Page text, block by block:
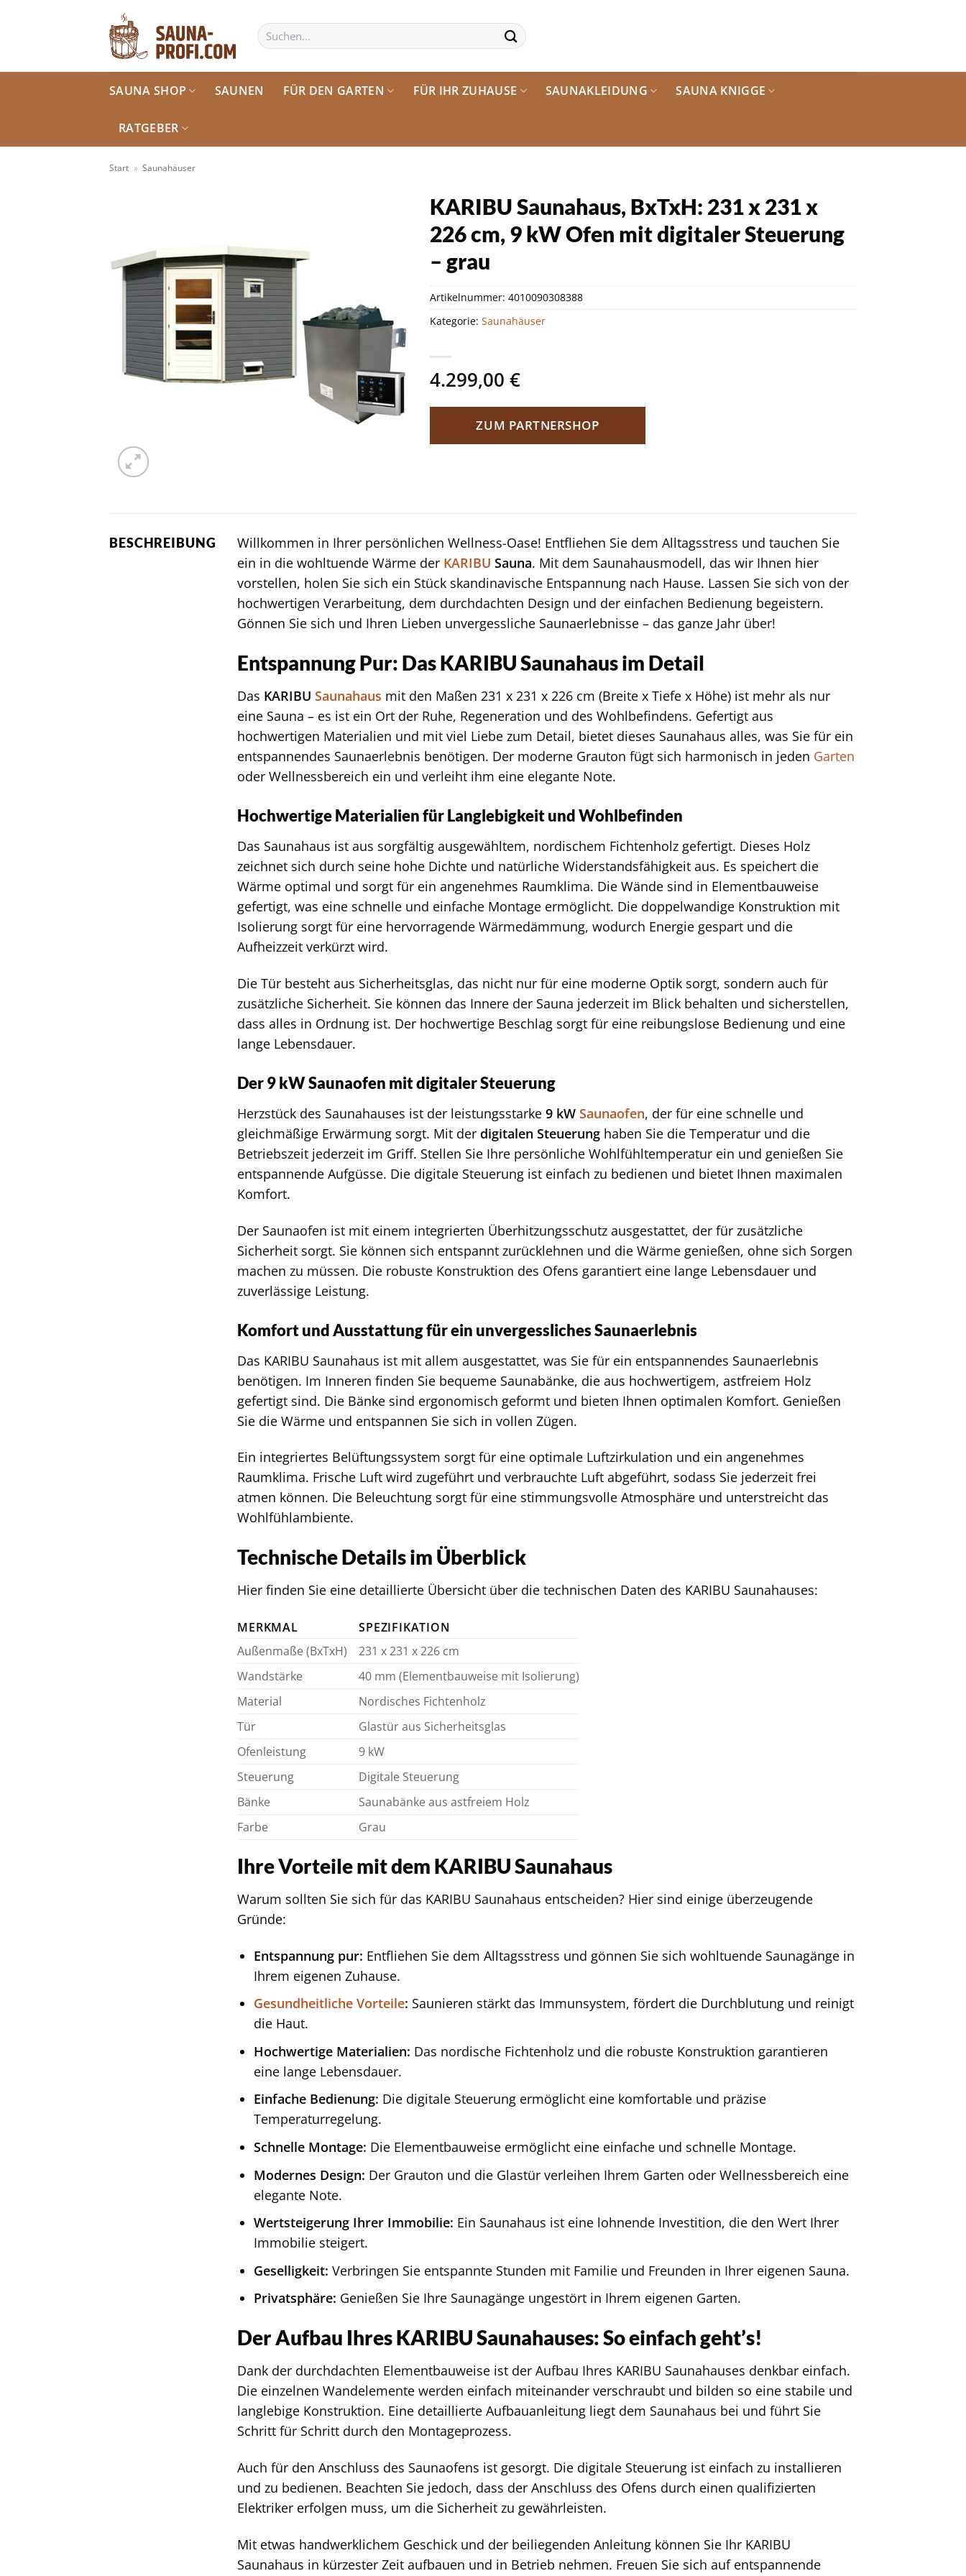
Suchen
nach:
SAUNA SHOP SAUNEN FÜR DEN GARTEN FÜR IHR ZUHAUSE SAUNAKLEIDUNG SAUNA KNIGGE
RATGEBER
Start » Saunahäuser
KARIBU Saunahaus, BxTxH: 231 x 231 x
226 cm, 9 kW Ofen mit digitaler Steuerung
– grau
4.299,00 €
ZUM PARTNERSHOP
Artikelnummer: 4010090308388
Kategorie: Saunahäuser
BESCHREIBUNG
Willkommen in Ihrer persönlichen Wellness-Oase! Entfliehen Sie dem Alltagsstress und tauchen Sie
ein in die wohltuende Wärme der KARIBU Sauna. Mit dem Saunahausmodell, das wir Ihnen hier
vorstellen, holen Sie sich ein Stück skandinavische Entspannung nach Hause. Lassen Sie sich von der
hochwertigen Verarbeitung, dem durchdachten Design und der einfachen Bedienung begeistern.
Gönnen Sie sich und Ihren Lieben unvergessliche Saunaerlebnisse – das ganze Jahr über!
Entspannung Pur: Das KARIBU Saunahaus im Detail
Das KARIBUSaunahaus mit den Maßen 231 x 231 x 226 cm (Breite x Tiefe x Höhe) ist mehr als nur
eine Sauna – es ist ein Ort der Ruhe, Regeneration und des Wohlbefindens. Gefertigt aus
hochwertigen Materialien und mit viel Liebe zum Detail, bietet dieses Saunahaus alles, was Sie für ein
entspannendes Saunaerlebnis benötigen. Der moderne Grauton fügt sich harmonisch in jeden Garten
oder Wellnessbereich ein und verleiht ihm eine elegante Note.
Hochwertige Materialien für Langlebigkeit und Wohlbefinden
Das Saunahaus ist aus sorgfältig ausgewähltem, nordischem Fichtenholz gefertigt. Dieses Holz
zeichnet sich durch seine hohe Dichte und natürliche Widerstandsfähigkeit aus. Es speichert die
Wärme optimal und sorgt für ein angenehmes Raumklima. Die Wände sind in Elementbauweise
gefertigt, was eine schnelle und einfache Montage ermöglicht. Die doppelwandige Konstruktion mit
Isolierung sorgt für eine hervorragende Wärmedämmung, wodurch Energie gespart und die
Aufheizzeit verkürzt wird.
Die Tür besteht aus Sicherheitsglas, das nicht nur für eine moderne Optik sorgt, sondern auch für
zusätzliche Sicherheit. Sie können das Innere der Sauna jederzeit im Blick behalten und sicherstellen,
dass alles in Ordnung ist. Der hochwertige Beschlag sorgt für eine reibungslose Bedienung und eine
lange Lebensdauer.
Der 9 kW Saunaofen mit digitaler Steuerung
Herzstück des Saunahauses ist der leistungsstarke9 kWSaunaofen, der für eine schnelle und
gleichmäßige Erwärmung sorgt. Mit der digitalen Steuerung haben Sie die Temperatur und die
Betriebszeit jederzeit im Griff. Stellen Sie Ihre persönliche Wohlfühltemperatur ein und genießen Sie
entspannende Aufgüsse. Die digitale Steuerung ist einfach zu bedienen und bietet Ihnen maximalen
Komfort.
Der Saunaofen ist mit einem integrierten Überhitzungsschutz ausgestattet, der für zusätzliche
Sicherheit sorgt. Sie können sich entspannt zurücklehnen und die Wärme genießen, ohne sich Sorgen
machen zu müssen. Die robuste Konstruktion des Ofens garantiert eine lange Lebensdauer und
zuverlässige Leistung.
Komfort und Ausstattung für ein unvergessliches Saunaerlebnis
Das KARIBU Saunahaus ist mit allem ausgestattet, was Sie für ein entspannendes Saunaerlebnis
benötigen. Im Inneren finden Sie bequeme Saunabänke, die aus hochwertigem, astfreiem Holz
gefertigt sind. Die Bänke sind ergonomisch geformt und bieten Ihnen optimalen Komfort. Genießen
Sie die Wärme und entspannen Sie sich in vollen Zügen.
Ein integriertes Belüftungssystem sorgt für eine optimale Luftzirkulation und ein angenehmes
Raumklima. Frische Luft wird zugeführt und verbrauchte Luft abgeführt, sodass Sie jederzeit frei
atmen können. Die Beleuchtung sorgt für eine stimmungsvolle Atmosphäre und unterstreicht das
Wohlfühlambiente.
Technische Details im Überblick
Hier finden Sie eine detaillierte Übersicht über die technischen Daten des KARIBU Saunahauses:
MERKMAL
SPEZIFIKATION
Außenmaße (BxTxH)
231 x 231 x 226 cm
Wandstärke
40 mm (Elementbauweise mit Isolierung)
Material
Nordisches Fichtenholz
Tür
Glastür aus Sicherheitsglas
Ofenleistung
9 kW
Steuerung
Digitale Steuerung
Bänke
Saunabänke aus astfreiem Holz
Farbe
Grau
Ihre Vorteile mit dem KARIBU Saunahaus
Warum sollten Sie sich für das KARIBU Saunahaus entscheiden? Hier sind einige überzeugende
Gründe:
Entspannung pur: Entfliehen Sie dem Alltagsstress und gönnen Sie sich wohltuende Saunagänge in
Ihrem eigenen Zuhause.
Gesundheitliche Vorteile: Saunieren stärkt das Immunsystem, fördert die Durchblutung und reinigt
die Haut.
Hochwertige Materialien: Das nordische Fichtenholz und die robuste Konstruktion garantieren
eine lange Lebensdauer.
Einfache Bedienung: Die digitale Steuerung ermöglicht eine komfortable und präzise
Temperaturregelung.
Schnelle Montage: Die Elementbauweise ermöglicht eine einfache und schnelle Montage.
Modernes Design: Der Grauton und die Glastür verleihen Ihrem Garten oder Wellnessbereich eine
elegante Note.
Wertsteigerung Ihrer Immobilie: Ein Saunahaus ist eine lohnende Investition, die den Wert Ihrer
Immobilie steigert.
Geselligkeit: Verbringen Sie entspannte Stunden mit Familie und Freunden in Ihrer eigenen Sauna.
Privatsphäre: Genießen Sie Ihre Saunagänge ungestört in Ihrem eigenen Garten.
Der Aufbau Ihres KARIBU Saunahauses: So einfach geht’s!
Dank der durchdachten Elementbauweise ist der Aufbau Ihres KARIBU Saunahauses denkbar einfach.
Die einzelnen Wandelemente werden einfach miteinander verschraubt und bilden so eine stabile und
langlebige Konstruktion. Eine detaillierte Aufbauanleitung liegt dem Saunahaus bei und führt Sie
Schritt für Schritt durch den Montageprozess.
Auch für den Anschluss des Saunaofens ist gesorgt. Die digitale Steuerung ist einfach zu installieren
und zu bedienen. Beachten Sie jedoch, dass der Anschluss des Ofens durch einen qualifizierten
Elektriker erfolgen muss, um die Sicherheit zu gewährleisten.
Mit etwas handwerklichem Geschick und der beiliegenden Anleitung können Sie Ihr KARIBU
Saunahaus in kürzester Zeit aufbauen und in Betrieb nehmen. Freuen Sie sich auf entspannende